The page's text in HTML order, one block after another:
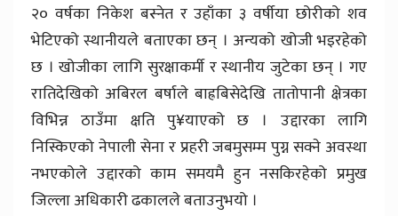
२० वर्षका निकेश बस्नेत र उहाँका ३ वर्षीया छोरीको शव
भेटिएको स्थानीयले बताएका छन् । अन्यको खोजी भइरहेको
छ । खोजीका लागि सुरक्षाकर्मी र स्थानीय जुटेका छन् । गए
रातिदेखिको अबिरल बर्षाले बाह्रबिसेदेखि तातोपानी क्षेत्रका
विभिन्न ठाउँमा क्षति पु¥याएको छ । उद्दारका लागि
निस्किएको नेपाली सेना र प्रहरी जबमुसम्म पुग्न सक्ने अवस्था
नभएकोले उद्दारको काम समयमै हुन नसकिरहेको प्रमुख
जिल्ला अधिकारी ढकालले बताउनुभयो ।